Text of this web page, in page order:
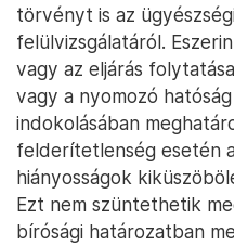
törvényt is az
felülvizsgálatáról.
vagy az eljárás
vagy a nyomozó
indokolásában
felderítetlenség esetén
hiányosságok
Ezt nem szüntethetik
bírósági határozatban